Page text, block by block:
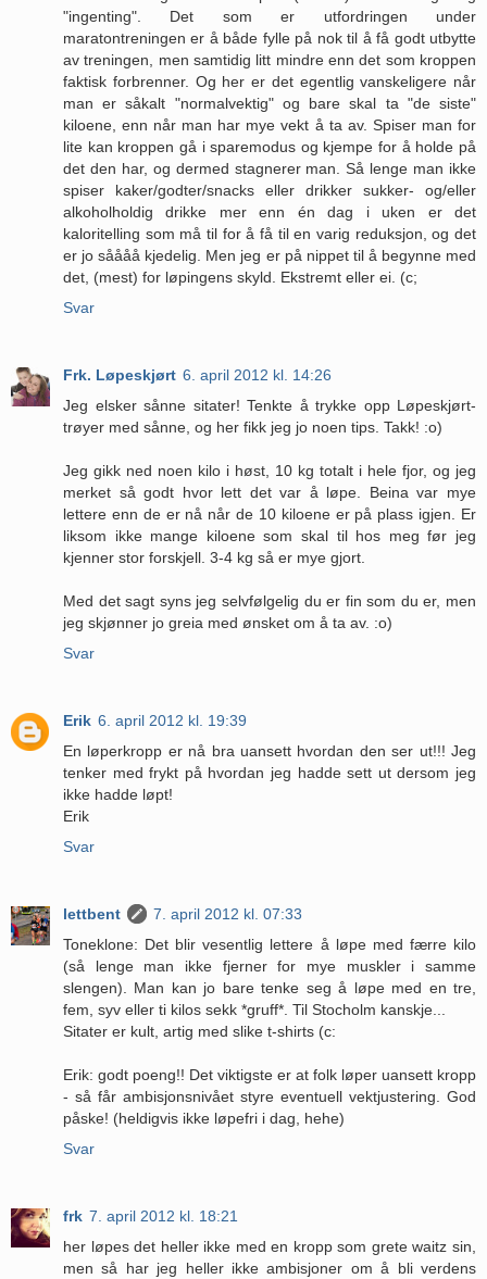
"ingenting". Det som er utfordringen under
maratontreningen er å både fylle på nok til å få godt utbytte
av treningen, men samtidig litt mindre enn det som kroppen
faktisk forbrenner. Og her er det egentlig vanskeligere når
man er såkalt "normalvektig" og bare skal ta "de siste"
kiloene, enn når man har mye vekt å ta av. Spiser man for
lite kan kroppen gå i sparemodus og kjempe for å holde på
det den har, og dermed stagnerer man. Så lenge man ikke
spiser kaker/godter/snacks eller drikker sukker- og/eller
alkoholholdig drikke mer enn én dag i uken er det
kaloritelling som må til for å få til en varig reduksjon, og det
er jo såååå kjedelig. Men jeg er på nippet til å begynne med
det, (mest) for løpingens skyld. Ekstremt eller ei. (c;
Svar
Frk. Løpeskjørt 6. april 2012 kl. 14:26
Jeg elsker sånne sitater! Tenkte å trykke opp Løpeskjørt-
trøyer med sånne, og her fikk jeg jo noen tips. Takk! :o)
Jeg gikk ned noen kilo i høst, 10 kg totalt i hele fjor, og jeg
merket så godt hvor lett det var å løpe. Beina var mye
lettere enn de er nå når de 10 kiloene er på plass igjen. Er
liksom ikke mange kiloene som skal til hos meg før jeg
kjenner stor forskjell. 3-4 kg så er mye gjort.
Med det sagt syns jeg selvfølgelig du er fin som du er, men
jeg skjønner jo greia med ønsket om å ta av. :o)
Svar
Erik 6. april 2012 kl. 19:39
En løperkropp er nå bra uansett hvordan den ser ut!!! Jeg
tenker med frykt på hvordan jeg hadde sett ut dersom jeg
ikke hadde løpt!
Erik
Svar
lettbent
7. april 2012 kl. 07:33
Toneklone: Det blir vesentlig lettere å løpe med færre kilo
(så lenge man ikke fjerner for mye muskler i samme
slengen). Man kan jo bare tenke seg å løpe med en tre,
fem, syv eller ti kilos sekk *gruff*. Til Stocholm kanskje...
Sitater er kult, artig med slike t-shirts (c:
Erik: godt poeng!! Det viktigste er at folk løper uansett kropp
- så får ambisjonsnivået styre eventuell vektjustering. God
påske! (heldigvis ikke løpefri i dag, hehe)
Svar
frk 7. april 2012 kl. 18:21
her løpes det heller ikke med en kropp som grete waitz sin,
men så har jeg heller ikke ambisjoner om å bli verdens